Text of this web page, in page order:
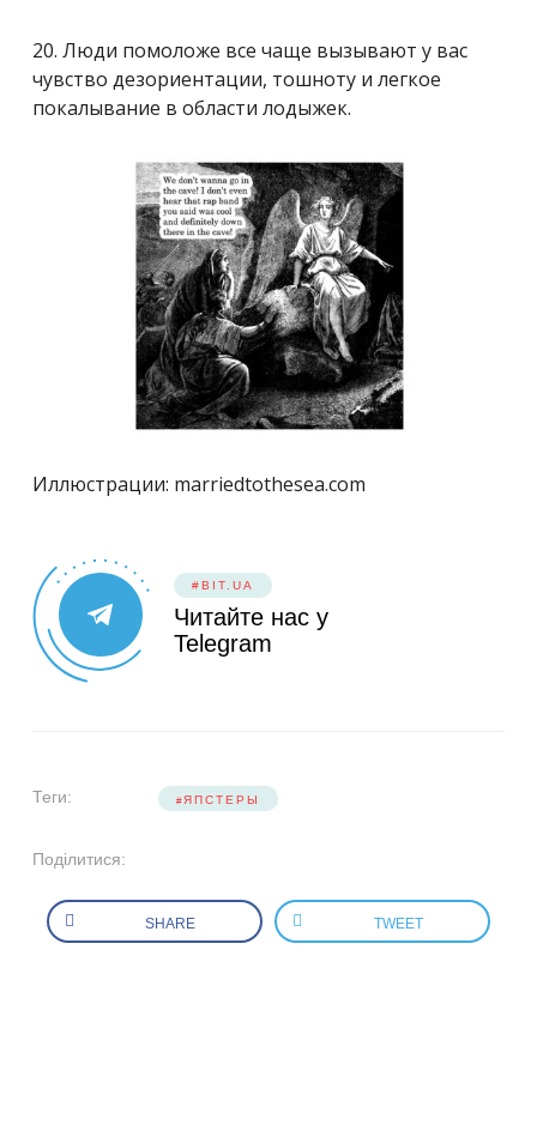
20. Люди помоложе все чаще вызывают у вас
чувство дезориентации, тошноту и легкое
покалывание в области лодыжек.
Иллюстрации: marriedtothesea.com
#BIT.UA
Читайте нас у
Telegram
Теги: ЯПСТЕРЫ
Поділитися:
SHARE TWEET